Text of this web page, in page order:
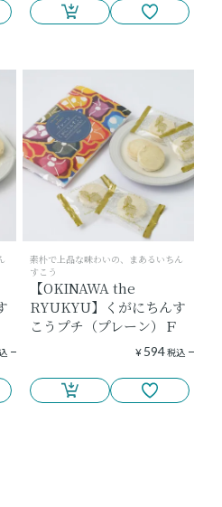
素朴で上品な味わいの、まあるいちん
すこう
【OKINAWA the
RYUKYU】くがにちんす
こうプチ（プレーン）Ｆ
¥ 594税込